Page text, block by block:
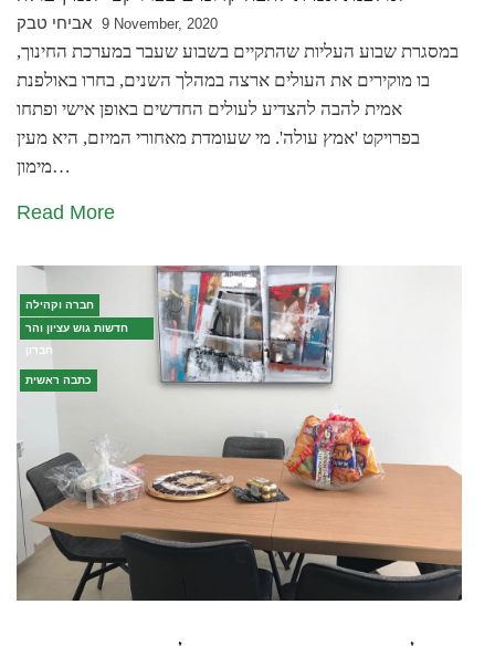
אביחי טבק 9 November, 2020
במסגרת שבוע העליות שהתקיים בשבוע שעבר במערכת החינוך,
בו מוקירים את העולים ארצה במהלך השנים, בחרו באולפנת
אמית להבה להצדיע לעולים החדשים באופן אישי ופתחו
בפרויקט 'אמץ עולה'. מי שעומדת מאחורי המיזם, היא מעין
מימון…
Read More
חברה וקהילה
חדשות גוש עציון והר
חברון
כתבה ראשית